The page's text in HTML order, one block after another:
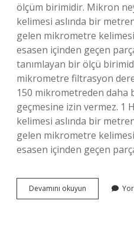
ölçüm birimidir. Mikron
kelimesi aslında bir
gelen mikrometre
esasen içinden geçen
tanımlayan bir ölçü
mikrometre filtrasyon
150 mikrometreden daha
geçmesine izin vermez. 1
kelimesi aslında bir
gelen mikrometre
esasen içinden geçen
Devamını okuyun
Ne